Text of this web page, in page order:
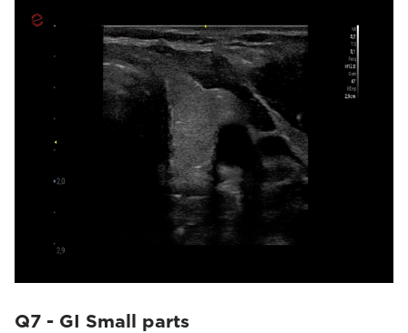
Q7 - GI Small parts